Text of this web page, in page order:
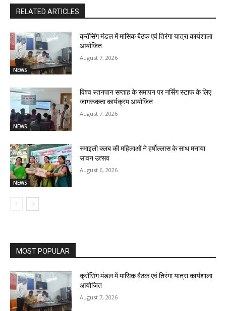
RELATED ARTICLES
NEWS
क्रॉसिंग मंडल में मासिक बैठक एवं तिरंगा यात्रा कार्यशाला
आयोजित
August 7, 2026
NEWS
विश्व स्तनपान सप्ताह के समापन पर नर्सिंग स्टाफ के लिए
जागरूकता कार्यक्रम आयोजित
August 7, 2026
NEWS
स्माइली क्लब की महिलाओं ने हर्षोल्लास के साथ मनाया
सावन उत्सव
August 6, 2026
MOST POPULAR
क्रॉसिंग मंडल में मासिक बैठक एवं तिरंगा यात्रा कार्यशाला
आयोजित
August 7, 2026